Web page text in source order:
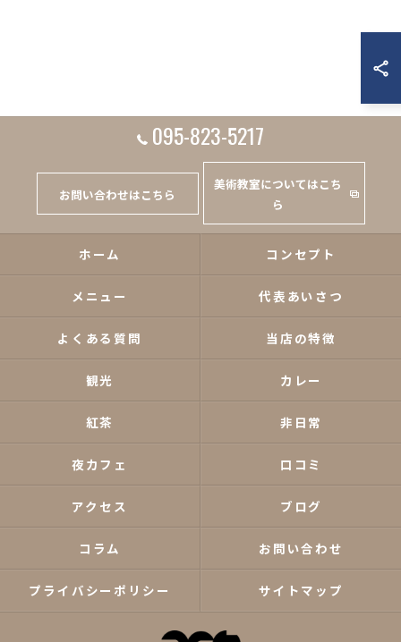
095-823-5217
お問い合わせはこちら
美術教室についてはこち
ら
ホーム コンセプト
メニュー 代表あいさつ
よくある質問 当店の特徴
観光 カレー
紅茶 非日常
夜カフェ 口コミ
アクセス ブログ
コラム お問い合わせ
プライバシーポリシー サイトマップ